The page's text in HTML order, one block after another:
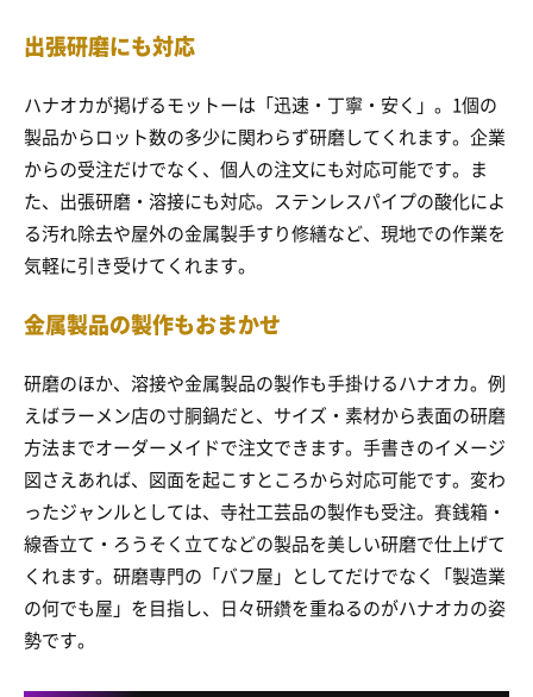
出張研磨にも対応
ハナオカが掲げるモットーは「迅速・丁寧・安く」。1個の
製品からロット数の多少に関わらず研磨してくれます。企業
からの受注だけでなく、個人の注文にも対応可能です。ま
た、出張研磨・溶接にも対応。ステンレスパイプの酸化によ
る汚れ除去や屋外の金属製手すり修繕など、現地での作業を
気軽に引き受けてくれます。
金属製品の製作もおまかせ
研磨のほか、溶接や金属製品の製作も手掛けるハナオカ。例
えばラーメン店の寸胴鍋だと、サイズ・素材から表面の研磨
方法までオーダーメイドで注文できます。手書きのイメージ
図さえあれば、図面を起こすところから対応可能です。変わ
ったジャンルとしては、寺社工芸品の製作も受注。賽銭箱・
線香立て・ろうそく立てなどの製品を美しい研磨で仕上げて
くれます。研磨専門の「バフ屋」としてだけでなく「製造業
の何でも屋」を目指し、日々研鑽を重ねるのがハナオカの姿
勢です。